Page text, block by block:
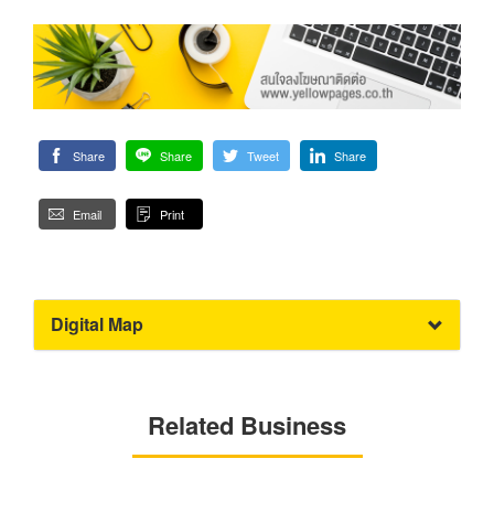
Share Share Tweet Share
Email Print
Digital Map
Related Business